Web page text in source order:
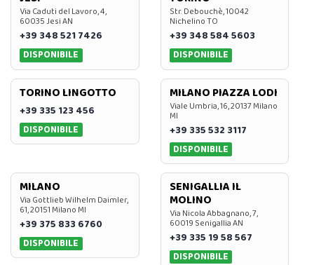
Via Caduti del Lavoro, 4,
60035 Jesi AN
+39 348 521 7426
DISPONIBILE
Str. Debouchè, 10042
Nichelino TO
+39 348 584 5603
DISPONIBILE
TORINO LINGOTTO
+39 335 123 456
DISPONIBILE
MILANO PIAZZA LODI
Viale Umbria, 16, 20137 Milano
MI
+39 335 532 3117
DISPONIBILE
MILANO
Via Gottlieb Wilhelm Daimler,
61, 20151 Milano MI
+39 375 833 6760
DISPONIBILE
SENIGALLIA IL
MOLINO
Via Nicola Abbagnano, 7,
60019 Senigallia AN
+39 335 19 58 567
DISPONIBILE